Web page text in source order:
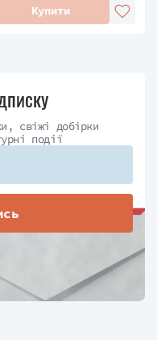
Купити
свіжі добірки
події